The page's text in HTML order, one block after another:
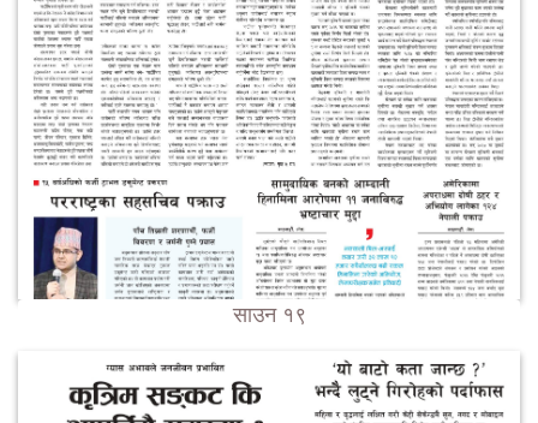
साउन १९